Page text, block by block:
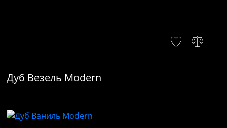
Дуб Везель Modern